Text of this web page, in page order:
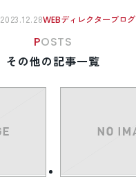
2023.12.28WEBディレクターブログ
POSTS
その他の記事一覧